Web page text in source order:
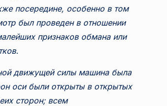
посередине, особенно в том
был проведен в отношении
признаков обмана или
движущей силы машина была
оси были открыты в открытых
сторон; всем